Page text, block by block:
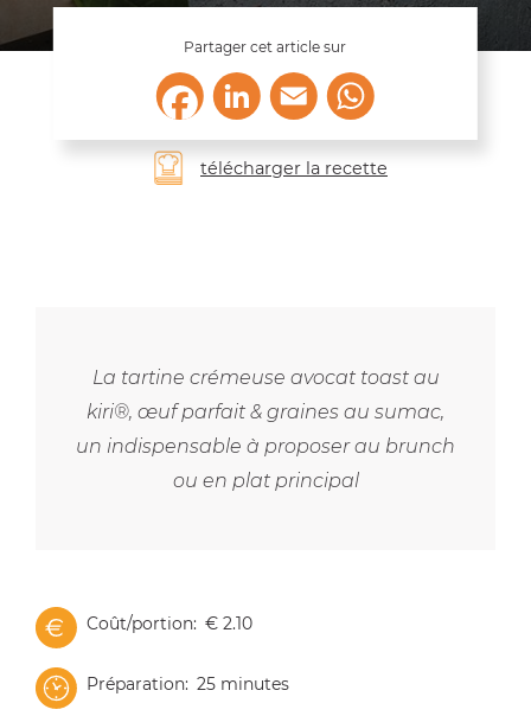
Partager cet article sur
FacebookLinkedInEmail
télécharger la recette
La tartine crémeuse avocat toast au
kiri®, œuf parfait & graines au sumac,
un indispensable à proposer au brunch
ou en plat principal
Coût/portion € 2.10
Préparation 25 minutes